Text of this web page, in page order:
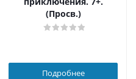
(Просв.)
Подробнее